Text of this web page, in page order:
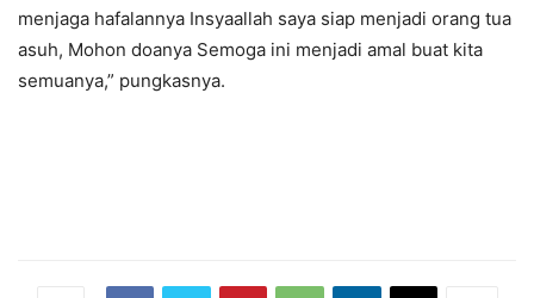
menjaga hafalannya Insyaallah saya siap menjadi orang tua
asuh, Mohon doanya Semoga ini menjadi amal buat kita
semuanya,” pungkasnya.